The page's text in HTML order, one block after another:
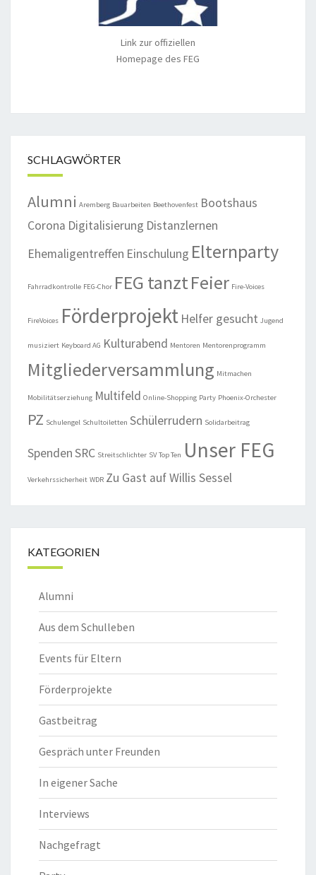
Link zur offiziellen
Homepage des FEG
SCHLAGWÖRTER
Alumni Aremberg Bauarbeiten Beethovenfest Bootshaus
Corona Digitalisierung Distanzlernen
Ehemaligentreffen Einschulung Elternparty
Fahrradkontrolle FEG-Chor FEG tanztFeier Fire-Voices
FireVoices Förderprojekt Helfer gesucht Jugend
musiziert Keyboard AG Kulturabend Mentoren Mentorenprogramm
Mitgliederversammlung Mitmachen
Mobilitätserziehung Multifeld Online-Shopping Party Phoenix-Orchester
PZ Schulengel Schultoiletten Schülerrudern Solidarbeitrag
SpendenSRC Streitschlichter SV Top Ten Unser FEG
Verkehrssicherheit WDR Zu Gast auf Willis Sessel
KATEGORIEN
Alumni
Aus dem Schulleben
Events für Eltern
Förderprojekte
Gastbeitrag
Gespräch unter Freunden
In eigener Sache
Interviews
Nachgefragt